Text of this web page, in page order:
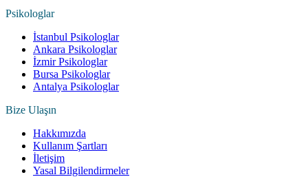
Psikologlar
İstanbul Psikologlar
Ankara Psikologlar
İzmir Psikologlar
Bursa Psikologlar
Antalya Psikologlar
Bize Ulaşın
Hakkımızda
Kullanım Şartları
İletişim
Yasal Bilgilendirmeler